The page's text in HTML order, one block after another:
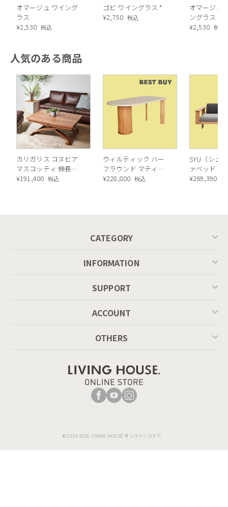
オマージュ ワイング
ラス
¥2,530 税込
ゴビ ワイングラス *
¥2,750 税込
オマージュ
ングラス *
¥2,530 税込
人気のある商品
カリガリス コヌビア
マスコッティ 伸長・
昇降式テーブル ／
¥191,400 税込
ウィルティック ハー
フラウンド マティエ
ラ塗装 ダイニングテ
¥228,800 税込
SYU（シュ
ァベッド（
ル）190cm
¥269,390
CATEGORY
INFORMATION
SUPPORT
ACCOUNT
OTHERS
© 2013-2026 LIVING HOUSE.オンラインストア.